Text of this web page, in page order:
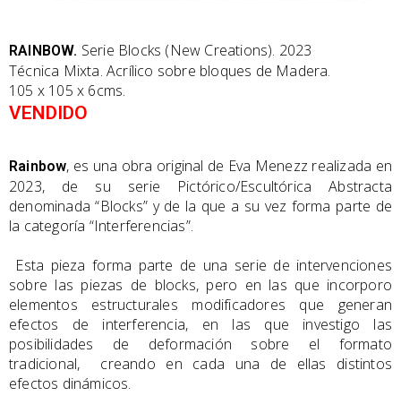
RAINBOW. Serie Blocks (New Creations). 2023
Técnica Mixta. Acrílico sobre bloques de Madera.
105 x 105 x 6cms.
VENDIDO
Rainbow, es una obra original de Eva Menezz realizada en
2023, de su serie Pictórico/Escultórica Abstracta
denominada “Blocks” y de la que a su vez forma parte de
la categoría “Interferencias”.
Esta pieza forma parte de una serie de intervenciones
sobre las piezas de blocks, pero en las que incorporo
elementos estructurales modificadores que generan
efectos de interferencia, en las que investigo las
posibilidades de deformación sobre el formato
tradicional,
creando en cada una de ellas distintos
efectos dinámicos.